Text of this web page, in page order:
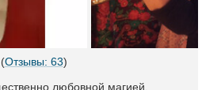
(Отзывы: 63)
любовной магией,